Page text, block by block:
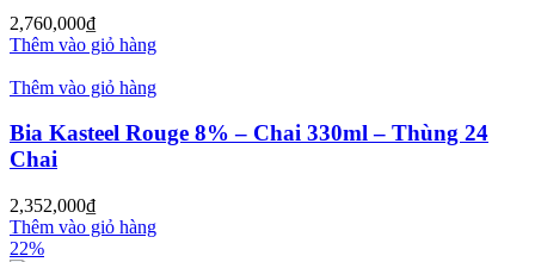
2,760,000₫
Thêm vào giỏ hàng
Thêm vào giỏ hàng
Bia Kasteel Rouge 8% – Chai 330ml – Thùng 24
Chai
2,352,000₫
Thêm vào giỏ hàng
22%